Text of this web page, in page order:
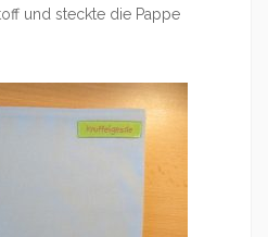
und steckte die Pappe